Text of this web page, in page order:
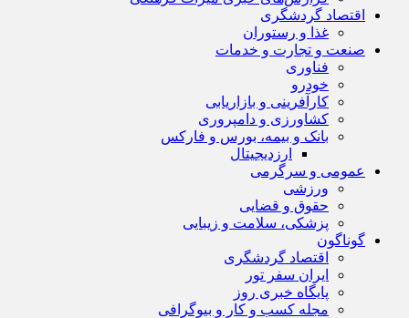
اقتصاد گردشگری
غذا و رستوران
صنعت و تجارت و خدمات
فناوری
خودرو
کارآفرینی و بازاریابی
کشاورزی و دامپروری
بانک و بیمه، بورس و فارکس
ارزدیجیتال
عمومی و سرگرمی
ورزشی
حقوق و قضایی
پزشکی، سلامت و زیبایی
گوناگون
اقتصاد گردشگری
ایران سفر تور
پایگاه خبری روز
مجله کسب و کار و بیوگرافی